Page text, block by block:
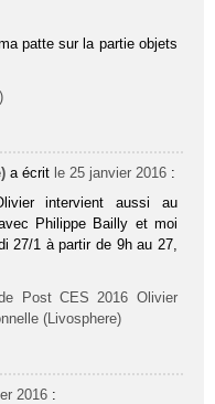
patte sur la partie objets
a écrit le 25 janvier 2016 :
intervient aussi au
Philippe Bailly et moi
27/1 à partir de 9h au 27,
Post CES 2016 Olivier
(Livosphere)
2016 :